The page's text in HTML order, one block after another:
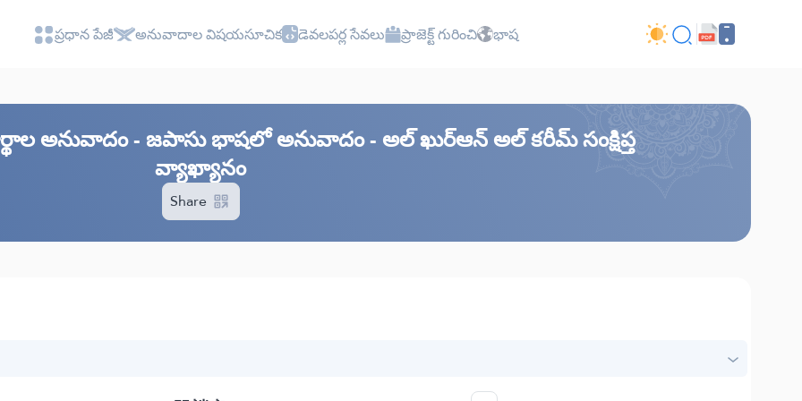
ప్రధాన పేజీ అనువాదాల విషయసూచిక డెవలపర్ల సేవలు ప్రాజెక్ట్ గురించి భాష
అనువాదం - జపాసు భాషలో అనువాదం - అల్ ఖుర్ఆన్ అల్ కరీమ్ సంక్షిప్త
వ్యాఖ్యానం
Share